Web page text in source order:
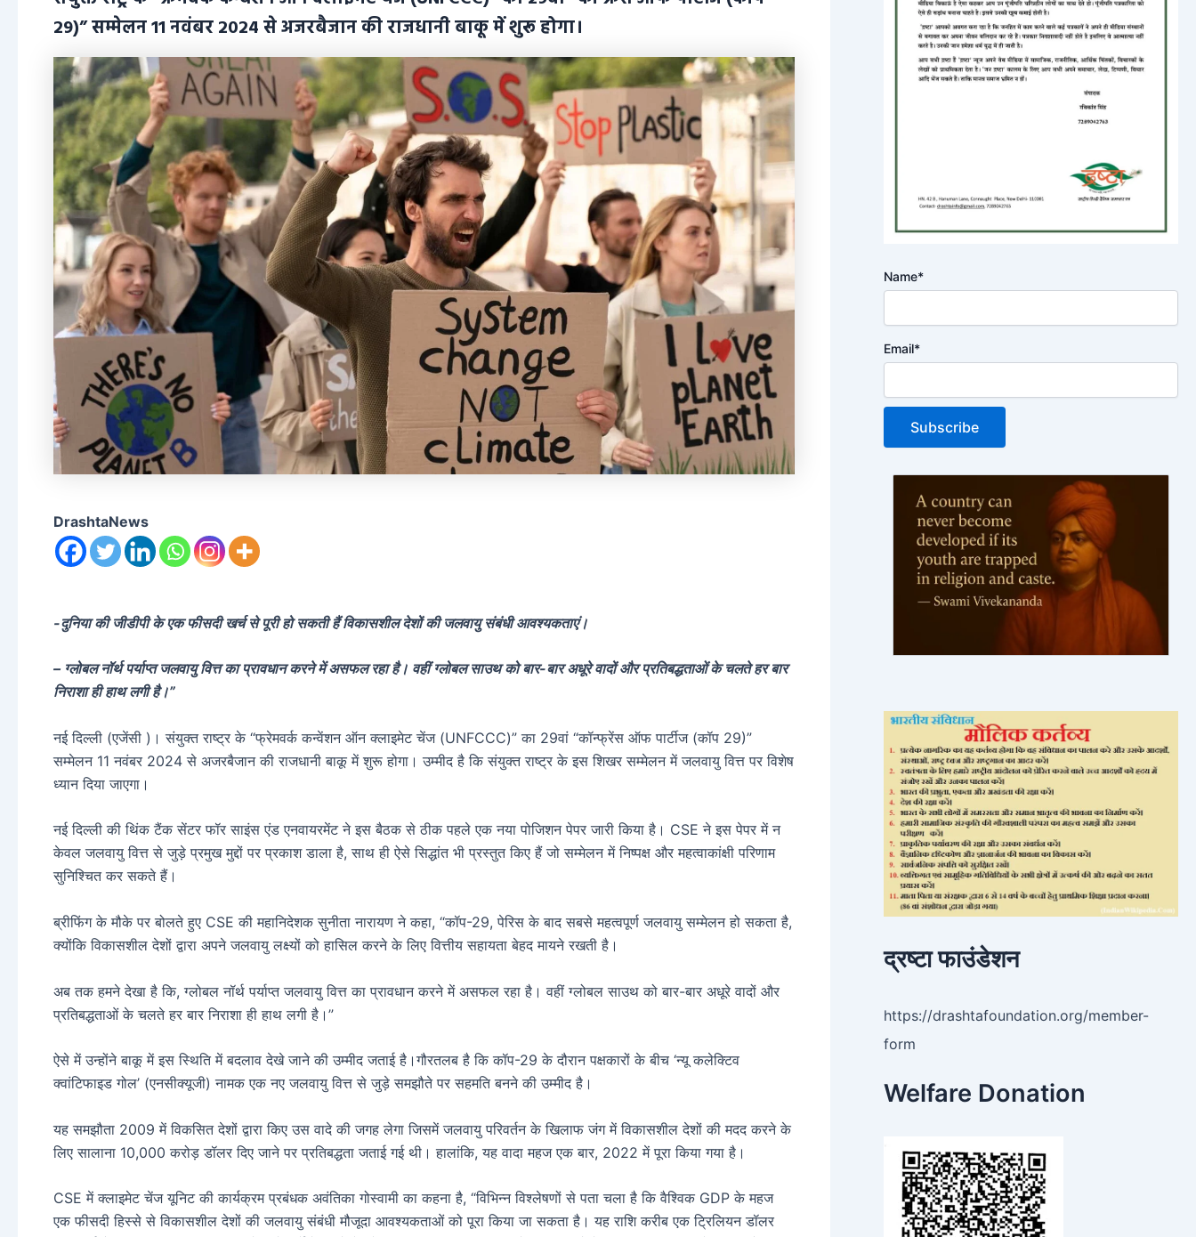
29)” सम्मेलन 11 नवंबर 2024 से अजरबैजान की राजधानी बाकू में शुरू होगा।
DrashtaNews
-दुनिया की जीडीपी के एक फीसदी खर्च से पूरी हो सकती हैं विकासशील देशों की जलवायु संबंधी आवश्यकताएं।
– ग्लोबल नॉर्थ पर्याप्त जलवायु वित्त का प्रावधान करने में असफल रहा है। वहीं ग्लोबल साउथ को बार-बार अधूरे वादों और प्रतिबद्धताओं के चलते हर बार
निराशा ही हाथ लगी है।”
नई दिल्ली (एजेंसी )। संयुक्त राष्ट्र के “फ्रेमवर्क कन्वेंशन ऑन क्लाइमेट चेंज (UNFCCC)” का 29वां “कॉन्फ्रेंस ऑफ पार्टीज (कॉप 29)”
सम्मेलन 11 नवंबर 2024 से अजरबैजान की राजधानी बाकू में शुरू होगा। उम्मीद है कि संयुक्त राष्ट्र के इस शिखर सम्मेलन में जलवायु वित्त पर विशेष
ध्यान दिया जाएगा।
नई दिल्ली की थिंक टैंक सेंटर फॉर साइंस एंड एनवायरमेंट ने इस बैठक से ठीक पहले एक नया पोजिशन पेपर जारी किया है। CSE ने इस पेपर में न
केवल जलवायु वित्त से जुड़े प्रमुख मुद्दों पर प्रकाश डाला है, साथ ही ऐसे सिद्धांत भी प्रस्तुत किए हैं जो सम्मेलन में निष्पक्ष और महत्वाकांक्षी परिणाम
सुनिश्चित कर सकते हैं।
ब्रीफिंग के मौके पर बोलते हुए CSE की महानिदेशक सुनीता नारायण ने कहा, “कॉप-29, पेरिस के बाद सबसे महत्वपूर्ण जलवायु सम्मेलन हो सकता है,
क्योंकि विकासशील देशों द्वारा अपने जलवायु लक्ष्यों को हासिल करने के लिए वित्तीय सहायता बेहद मायने रखती है।
अब तक हमने देखा है कि, ग्लोबल नॉर्थ पर्याप्त जलवायु वित्त का प्रावधान करने में असफल रहा है। वहीं ग्लोबल साउथ को बार-बार अधूरे वादों और
प्रतिबद्धताओं के चलते हर बार निराशा ही हाथ लगी है।”
ऐसे में उन्होंने बाकू में इस स्थिति में बदलाव देखे जाने की उम्मीद जताई है।गौरतलब है कि कॉप-29 के दौरान पक्षकारों के बीच ‘न्यू कलेक्टिव
क्वांटिफाइड गोल’ (एनसीक्यूजी) नामक एक नए जलवायु वित्त से जुड़े समझौते पर सहमति बनने की उम्मीद है।
यह समझौता 2009 में विकसित देशों द्वारा किए उस वादे की जगह लेगा जिसमें जलवायु परिवर्तन के खिलाफ जंग में विकासशील देशों की मदद करने के
लिए सालाना 10,000 करोड़ डॉलर दिए जाने पर प्रतिबद्धता जताई गई थी। हालांकि, यह वादा महज एक बार, 2022 में पूरा किया गया है।
CSE में क्लाइमेट चेंज यूनिट की कार्यक्रम प्रबंधक अवंतिका गोस्वामी का कहना है, “विभिन्न विश्लेषणों से पता चला है कि वैश्विक GDP के महज
एक फीसदी हिस्से से विकासशील देशों की जलवायु संबंधी मौजूदा आवश्यकताओं को पूरा किया जा सकता है। यह राशि करीब एक ट्रिलियन डॉलर
Name*
Email*
द्रष्टा फाउंडेशन
https://drashtafoundation.org/member-
form
Welfare Donation